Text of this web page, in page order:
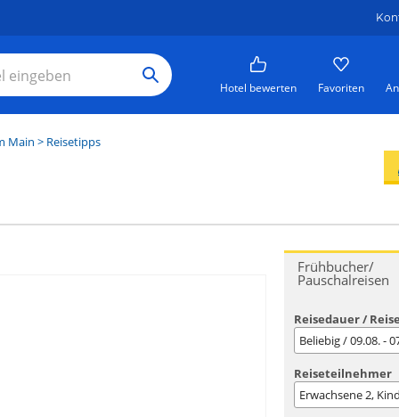
Hotel bewerten Favoriten
Main > Reisetipps
Frühbucher/
Pauschalreisen
Reisedauer /
Beliebig / 09.08. -
Reiseteilnehmer
Erwachsene2,